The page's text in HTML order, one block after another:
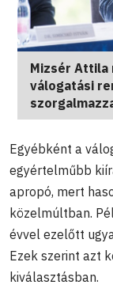
Mizsér Attila
válogatási
Egyébként a
egyértelműbb
apropó, mert
közelmúltban.
évvel ezelőtt
Ezek szerint azt
kiválasztásban.